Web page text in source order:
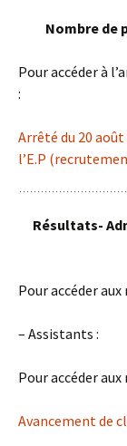
Nombre de
Pour accéder à
:
Arrêté du 20
l’E.P
Résultats-
Pour accéder
– Assistants :
Pour accéder
Avancement de